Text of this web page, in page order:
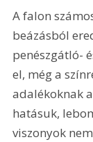
A falon
beázásból
penészgátló-
el, még a
adalékoknak
hatásuk,
viszonyok